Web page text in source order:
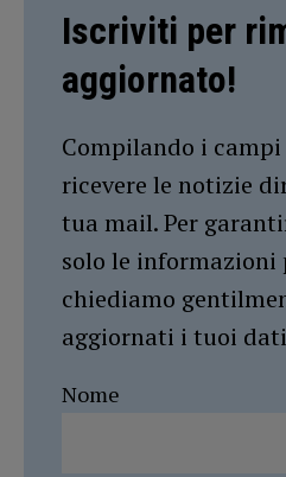
Iscriviti per
aggiornato!
Compilando i
ricevere le notizie
tua mail. Per
solo le
chiediamo
aggiornati i tuoi
Nome